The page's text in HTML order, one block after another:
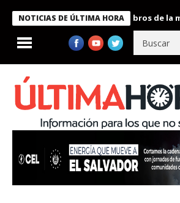
NOTICIAS DE ÚLTIMA HORA
Bukele condecora a miembros de la